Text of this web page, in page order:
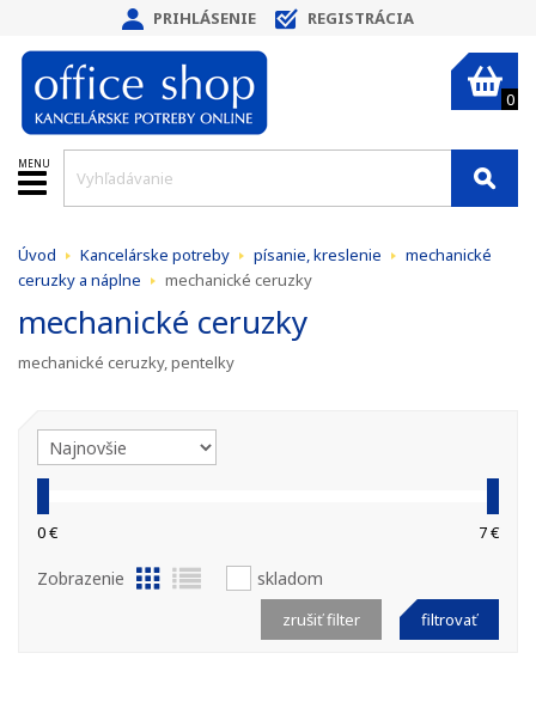
PRIHLÁSENIE REGISTRÁCIA
0
MENU
Úvod Kancelárske potreby písanie, kreslenie
mechanické
ceruzky a náplne
mechanické ceruzky
mechanické ceruzky
mechanické ceruzky, pentelky
0 € 7 €
Zobrazenie skladom
filtrovať
zrušiť filter